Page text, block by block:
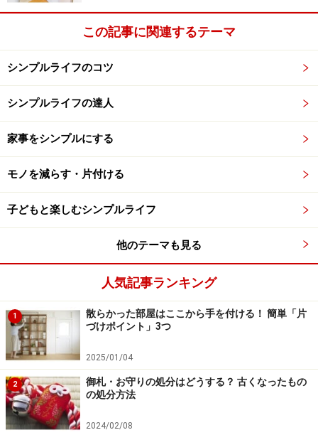
温かくて嵩張りにくい
高品質リネン製品に与えられるマスターオブリネンに認定さ
れている
を手放すことにしました。ウール100%で温かさがあるこ
と、クローゼットの中に置いていても嵩張らない、コー
ラプアンカンクリからはさまざまな「ポケットショー
ル」が販売されていますが、私はPALAPELIというデザ
インを選びました。単色だとナチュラル系に寄りがちで
すが、このデザインはキレイめなファッションはじめ、
どんな服にでも合うように感じていてオススメですよ。
この記事に関連するテーマ
シンプルライフのコツ
シンプルライフの達人
家事をシンプルにする
モノを減らす・片付ける
子どもと楽しむシンプルライフ
他のテーマも見る
人気記事ランキング
1
散らかった部屋はここから手を付ける！ 簡単「片
づけポイント」3つ
2025/01/04
2
御札・お守りの処分はどうする？ 古くなったもの
の処分方法
2024/02/08